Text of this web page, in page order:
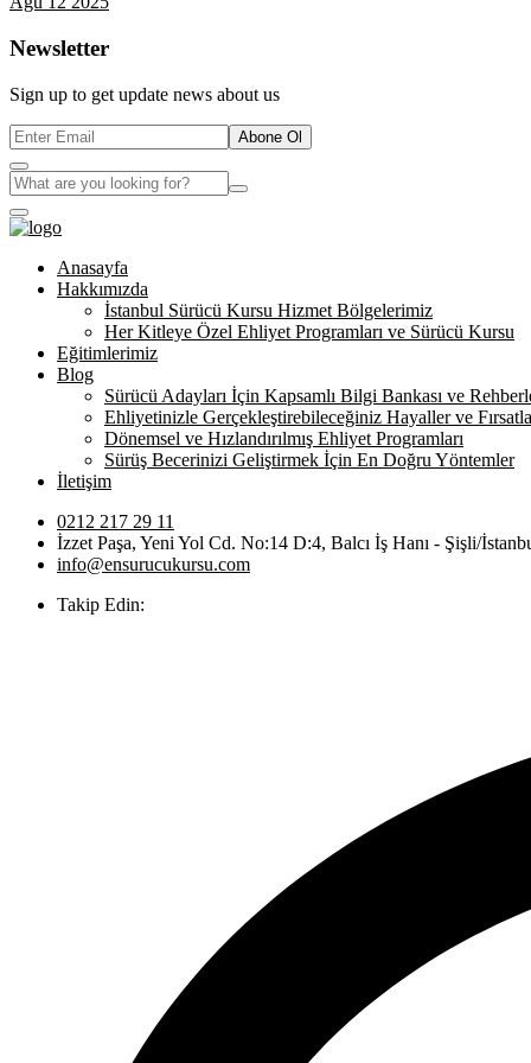
Newsletter
Sign up to get update news about us
Abone Ol
Anasayfa
Hakkımızda
İstanbul Sürücü Kursu Hizmet Bölgelerimiz
Her Kitleye Özel Ehliyet Programları ve Sürücü Kursu
Eğitimlerimiz
Blog
Sürücü Adayları İçin Kapsamlı Bilgi Bankası ve
Ehliyetinizle Gerçekleştirebileceğiniz Hayaller ve
Dönemsel ve Hızlandırılmış Ehliyet Programları
Sürüş Becerinizi Geliştirmek İçin En Doğru Yöntemler
İletişim
0212 217 29 11
İzzet Paşa, Yeni Yol Cd. No:14 D:4, Balcı İş Hanı - Şişli/
info@ensurucukursu.com
Takip Edin: